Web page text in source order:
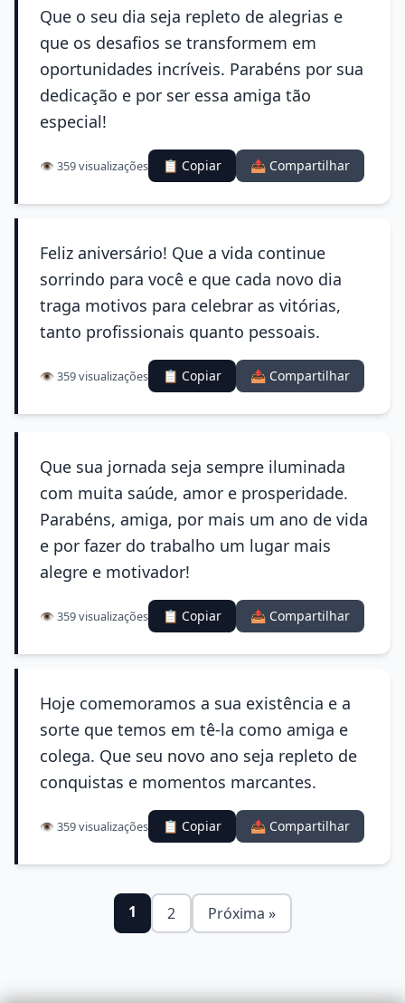
Que o seu dia seja repleto de alegrias e
que os desafios se transformem em
oportunidades incríveis. Parabéns por sua
dedicação e por ser essa amiga tão
especial!
👁️ 359 visualizações 📋 Copiar 📤 Compartilhar
Feliz aniversário! Que a vida continue
sorrindo para você e que cada novo dia
traga motivos para celebrar as vitórias,
tanto profissionais quanto pessoais.
👁️ 359 visualizações 📋 Copiar 📤 Compartilhar
Que sua jornada seja sempre iluminada
com muita saúde, amor e prosperidade.
Parabéns, amiga, por mais um ano de vida
e por fazer do trabalho um lugar mais
alegre e motivador!
👁️ 359 visualizações 📋 Copiar 📤 Compartilhar
Hoje comemoramos a sua existência e a
sorte que temos em tê-la como amiga e
colega. Que seu novo ano seja repleto de
conquistas e momentos marcantes.
👁️ 359 visualizações 📋 Copiar 📤 Compartilhar
1 2 Próxima »